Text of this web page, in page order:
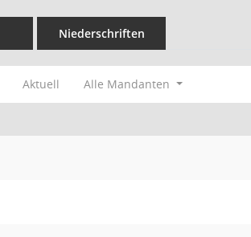
Niederschriften
Aktuell Alle Mandanten